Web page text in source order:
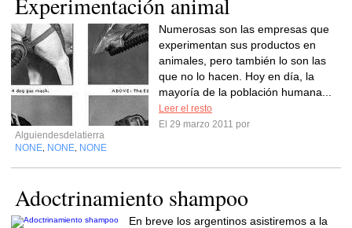
Numerosas son las empresas que
experimentan sus productos en
animales, pero también lo son las
que no lo hacen. Hoy en día, la
mayoría de la población humana...
Leer el resto
El 29 marzo 2011 por
Alguiendesdelatierra
NONE NONE NONE
Adoctrinamiento shampoo
En breve los argentinos asistiremos a la